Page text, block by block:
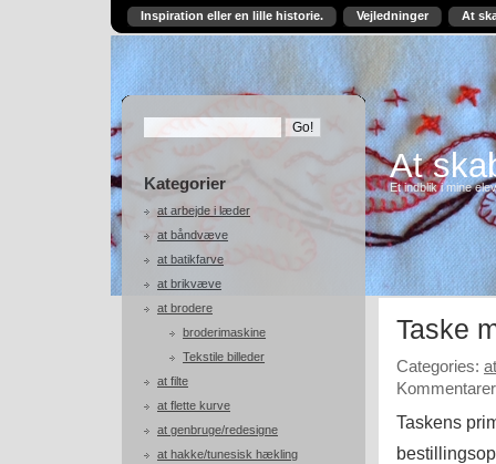
Inspiration eller en lille historie. Vejledninger At
Kategorier
at arbejde i læder
at båndvæve
at batikfarve
at brikvæve
at brodere
broderimaskine
Tekstile billeder
at filte
at flette kurve
at genbruge/redesigne
at hakke/tunesisk hækling
At
Et indblik i mine
Taske
Categories:
Taskens